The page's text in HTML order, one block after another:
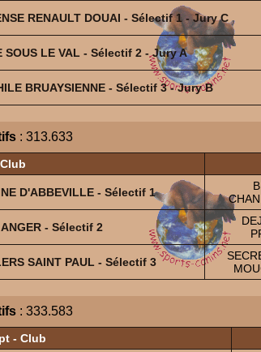
RENAULT DOUAI - Sélectif 1 - Jury C
SOUS LE VAL - Sélectif 2 - Jury A
BRUAYSIENNE - Sélectif 3 - Jury B
: 313.633
D'ABBEVILLE - Sélectif 1
- Sélectif 2
SAINT PAUL - Sélectif 3
: 333.583
- Club